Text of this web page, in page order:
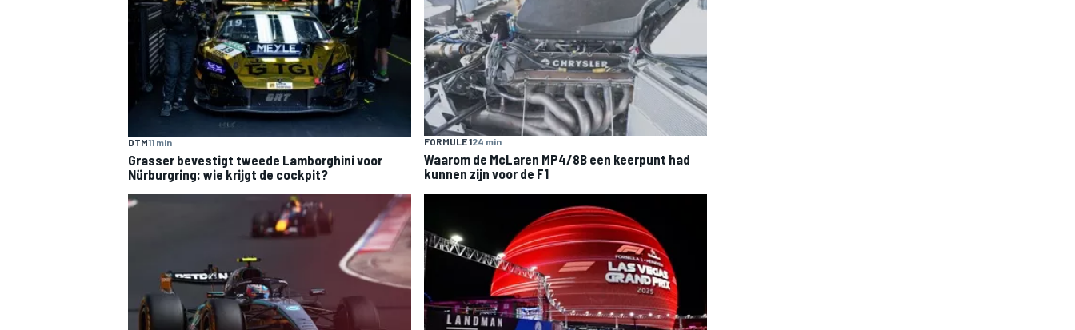
DTM11 min
Grasser bevestigt tweede Lamborghini voor
Nürburgring: wie krijgt de cockpit?
FORMULE 124 min
Waarom de McLaren MP4/8B een keerpunt had
kunnen zijn voor de F1